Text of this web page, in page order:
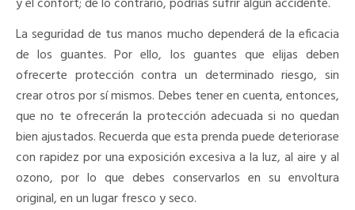
La seguridad de tus manos mucho dependerá de la eficacia
de los guantes. Por ello, los guantes que elijas deben
ofrecerte protección contra un determinado riesgo, sin
crear otros por sí mismos. Debes tener en cuenta, entonces,
que no te ofrecerán la protección adecuada si no quedan
bien ajustados. Recuerda que esta prenda puede deteriorase
con rapidez por una exposición excesiva a la luz, al aire y al
ozono, por lo que debes conservarlos en su envoltura
original, en un lugar fresco y seco.